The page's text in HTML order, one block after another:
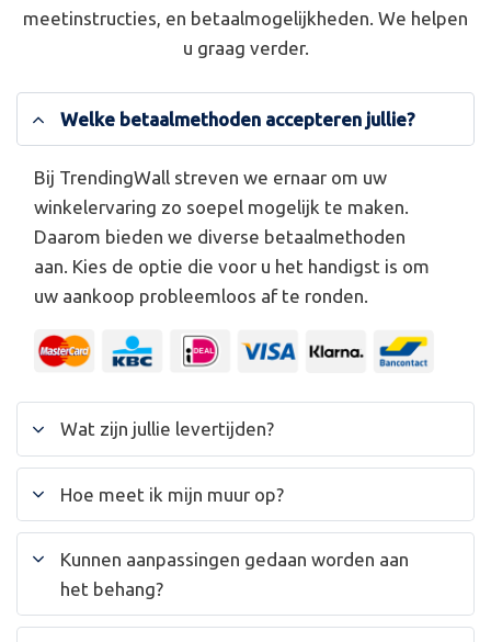
meetinstructies, en betaalmogelijkheden. We helpen
u graag verder.
Welke betaalmethoden accepteren jullie?
Bij TrendingWall streven we ernaar om uw
winkelervaring zo soepel mogelijk te maken.
Daarom bieden we diverse betaalmethoden
aan. Kies de optie die voor u het handigst is om
uw aankoop probleemloos af te ronden.
Wat zijn jullie levertijden?
Hoe meet ik mijn muur op?
Kunnen aanpassingen gedaan worden aan
het behang?